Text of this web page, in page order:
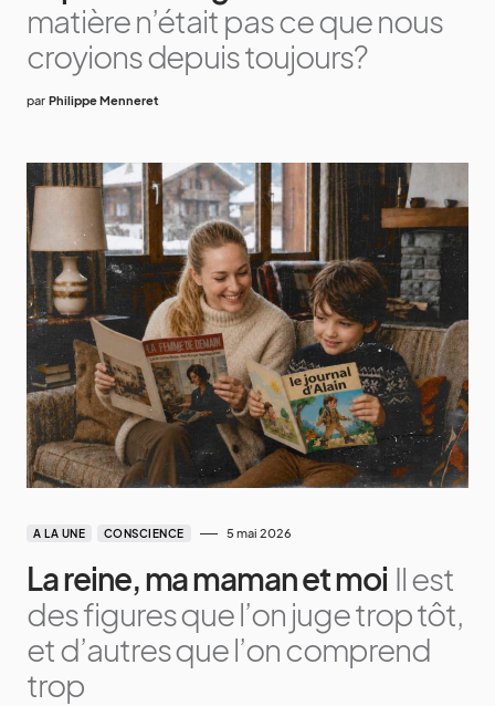
matière n’était pas ce que nous
croyions depuis toujours?
par Philippe Menneret
A LA UNE CONSCIENCE 5 mai 2026
La reine, ma maman et moi Il est
des figures que l’on juge trop tôt,
et d’autres que l’on comprend
trop